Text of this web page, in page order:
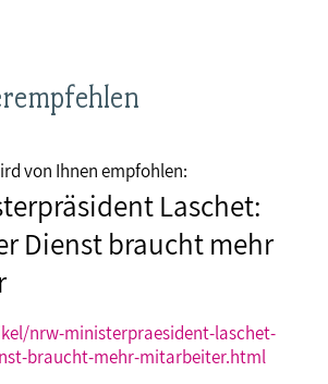
von Ihnen empfohlen:
Laschet:
Dienst braucht mehr
nrw-ministerpraesident-laschet-
braucht-mehr-mitarbeiter.html